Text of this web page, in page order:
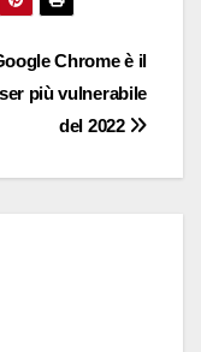
Chrome è il
più vulnerabile
del 2022